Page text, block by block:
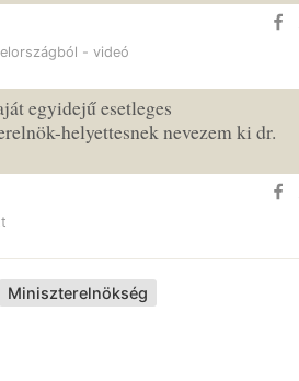
- videó
egyidejű esetleges
helyettesnek nevezem ki dr.
Miniszterelnökség